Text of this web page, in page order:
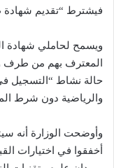
فيشترط “تقديم شهادة
ويسمح لحاملي شهادة
المعترف بهم من طرف
حالة نشاط “التسجيل
والرياضية دون شرط
وأوضحت الوزارة أنه
أخفقوا في اختيارات